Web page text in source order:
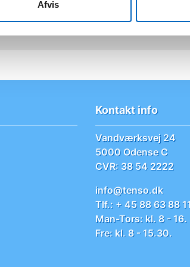
Afvis
Kontakt info
Vandværksvej 24
5000 Odense C
CVR: 38 54 2222
info@tenso.dk
Tlf.: + 45 88 63 88
Man-Tors: kl. 8 - 16.
Fre: kl. 8 - 15.30.